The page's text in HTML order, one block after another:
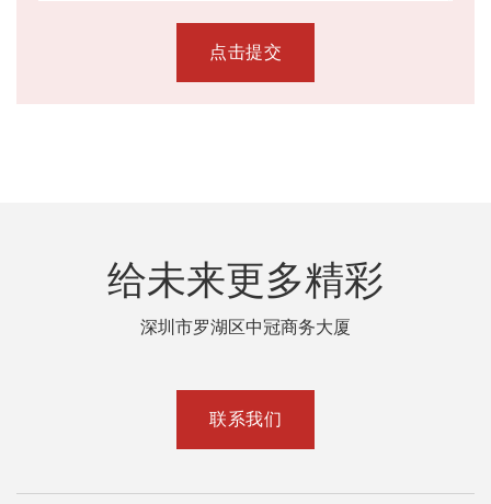
点击提交
给未来更多精彩
深圳市罗湖区中冠商务大厦
联系我们